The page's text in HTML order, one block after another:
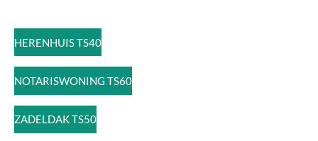
HERENHUIS TS40
NOTARISWONING TS60
ZADELDAK TS50